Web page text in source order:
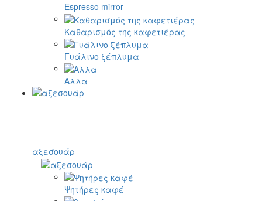
Espresso mirror
Καθαρισμός της καφετιέρας
Γυάλινο ξέπλυμα
Αλλα
αξεσουάρ
Ψητήρες καφέ